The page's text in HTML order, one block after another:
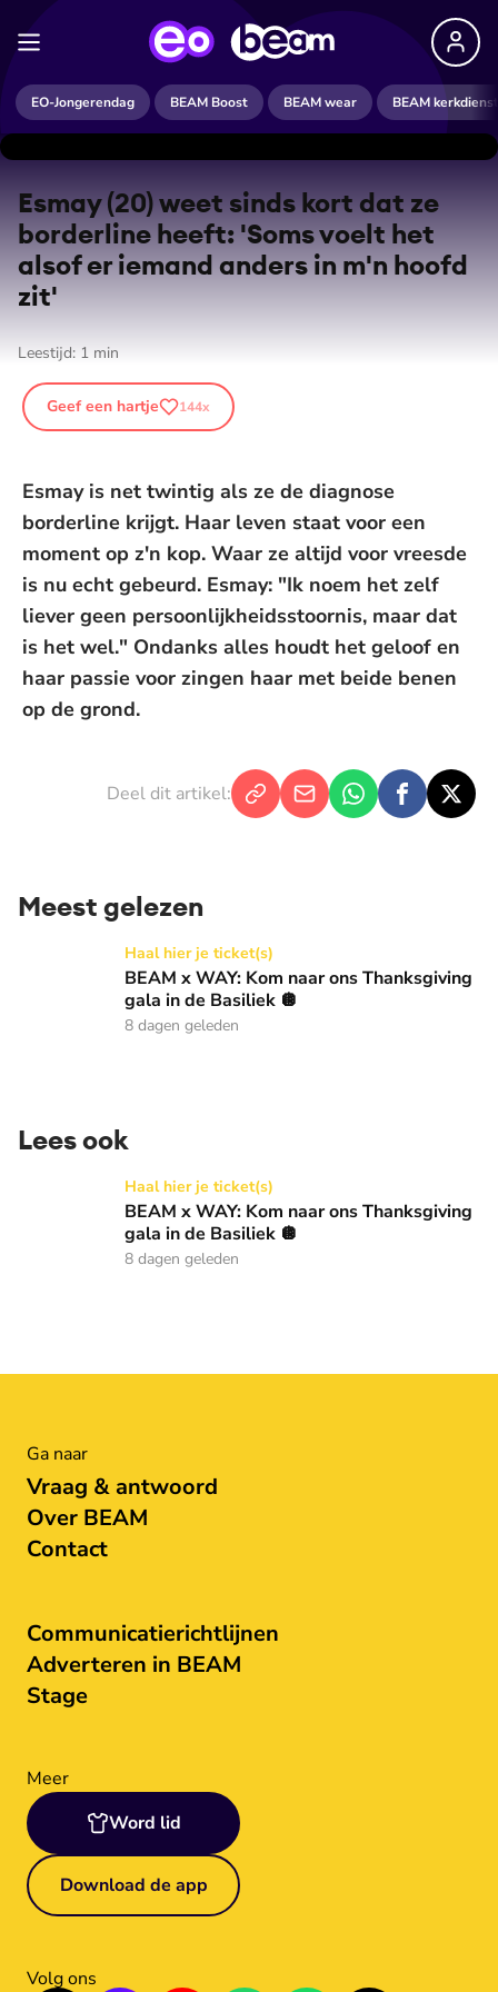
EO-Jongerendag BEAM Boost BEAM wear BEAM kerkdienst
Esmay (20) weet sinds kort dat ze
borderline heeft: 'Soms voelt het
alsof er iemand anders in m'n hoofd
zit'
Leestijd: 1 min
Geef een hartje 144x
Esmay is net twintig als ze de diagnose
borderline krijgt. Haar leven staat voor een
moment op z'n kop. Waar ze altijd voor vreesde
is nu echt gebeurd. Esmay: "Ik noem het zelf
liever geen persoonlijkheidsstoornis, maar dat
is het wel." Ondanks alles houdt het geloof en
haar passie voor zingen haar met beide benen
op de grond.
Deel dit artikel:
Meest gelezen
BEAM x WAY: Kom naar ons Thanksgiving gala in de
Haal hier je ticket(s)
BEAM x WAY: Kom naar ons Thanksgiving
gala in de Basiliek 🪩
8 dagen geleden
Lees ook
BEAM x WAY: Kom naar ons Thanksgiving gala in de
Haal hier je ticket(s)
BEAM x WAY: Kom naar ons Thanksgiving
gala in de Basiliek 🪩
8 dagen geleden
Ga naar
Vraag & antwoord
Over BEAM
Contact
Communicatierichtlijnen
Adverteren in BEAM
Stage
Meer
Word lid
Download de app
Volg ons